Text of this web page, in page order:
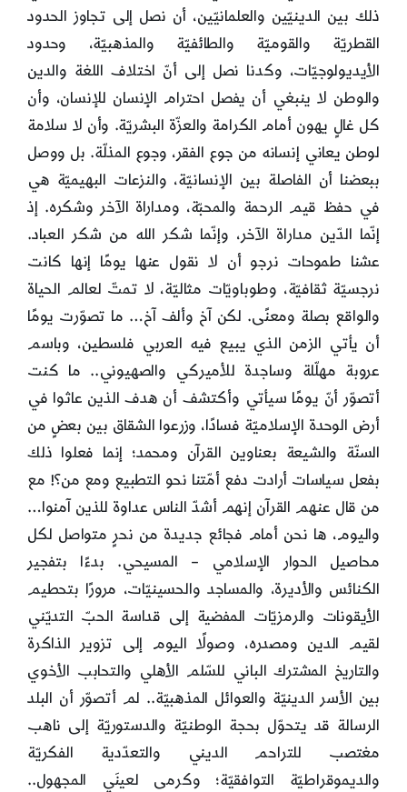
ذلك بين الدينيّين والعلمانيّين، أن نصل إلى تجاوز الحدود
القطريّة والقوميّة والطائفيّة والمذهبيّة، وحدود
الأيديولوجيّات، وكدنا نصل إلى أنّ اختلاف اللغة والدين
والوطن لا ينبغي أن يفصل احترام الإنسان للإنسان، وأن
كل غالٍ يهون أمام الكرامة والعزّة البشريّة. وأن لا سلامة
لوطن يعاني إنسانه من جوع الفقر، وجوع المذلّة. بل ووصل
ببعضنا أن الفاصلة بين الإنسانيّة، والنزعات البهيميّة هي
في حفظ قيم الرحمة والمحبّة، ومداراة الآخر وشكره. إذ
إنّما الدّين مداراة الآخر، وإنّما شكر الله من شكر العباد.
عشنا طموحات نرجو أن لا نقول عنها يومًا إنها كانت
نرجسيّة ثقافيّة، وطوباويّات مثاليّة، لا تمتّ لعالم الحياة
والواقع بصلة ومعنًى. لكن آخ وألف آخ… ما تصوّرت يومًا
أن يأتي الزمن الذي يبيع فيه العربي فلسطين، وباسم
عروبة مهلّلة وساجدة للأميركي والصهيوني.. ما كنت
أتصوّر أنّ يومًا سيأتي وأكتشف أن هدف الذين عاثوا في
أرض الوحدة الإسلاميّة فسادًا، وزرعوا الشقاق بين بعضٍ من
السنّة والشيعة بعناوين القرآن ومحمد؛ إنما فعلوا ذلك
بفعل سياسات أرادت دفع أمّتنا نحو التطبيع ومع من؟! مع
من قال عنهم القرآن إنهم أشدّ الناس عداوة للذين آمنوا…
واليوم، ها نحن أمام فجائع جديدة من نحرٍ متواصل لكل
محاصيل الحوار الإسلامي – المسيحي. بدءًا بتفجير
الكنائس والأديرة، والمساجد والحسينيّات، مرورًا بتحطيم
الأيقونات والرمزيّات المفضية إلى قداسة الحبّ التديّني
لقيم الدين ومصدره، وصولًا اليوم إلى تزوير الذاكرة
والتاريخ المشترك الباني للسّلم الأهلي والتحابب الأخوي
بين الأسر الدينيّة والعوائل المذهبيّة.. لم أتصوّر أن البلد
الرسالة قد يتحوّل بحجة الوطنيّة والدستوريّة إلى ناهب
مغتصب للتراحم الديني والتعدّدية الفكريّة
والديموقراطيّة التوافقيّة؛ وكرمى لعينَي المجهول..